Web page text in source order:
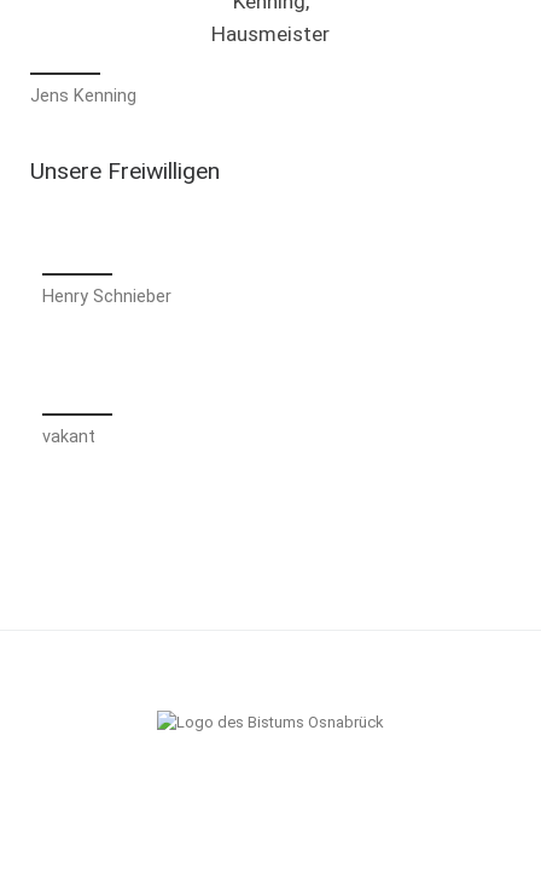
Jens Kenning
Unsere Freiwilligen
Henry Schnieber
vakant